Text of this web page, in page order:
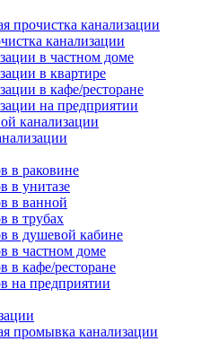
прочистка канализации
канализации
в частном доме
в квартире
в кафе/ресторане
на предприятии
канализации
в раковине
в унитазе
в ванной
в трубах
в душевой кабине
в частном доме
в кафе/ресторане
на предприятии
промывка канализации